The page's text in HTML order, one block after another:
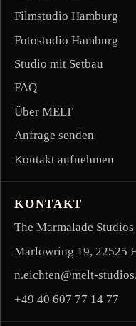
Filmstudio Hamburg
Fotostudio Hamburg
Studio mit Setbau
FAQ
Über MELT
Anfrage senden
Kontakt aufnehmen
KONTAKT
The Marmalade
Marlowring 19, 22525
n.eichten@melt-
+49 40 607 77 14 77